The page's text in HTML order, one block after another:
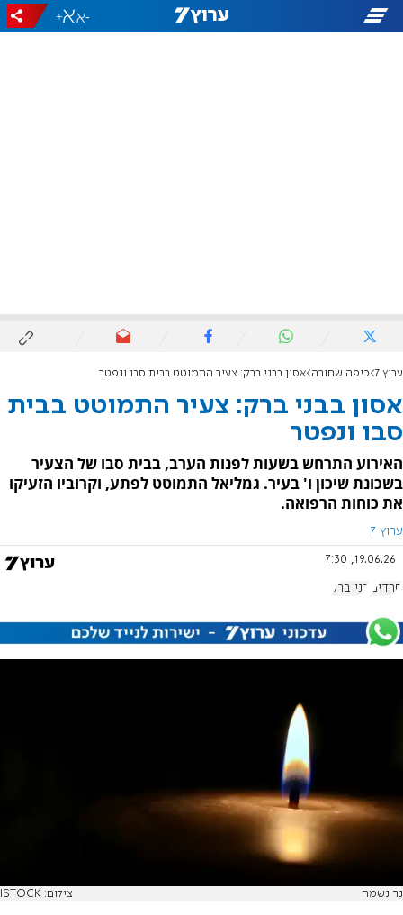
-
+
ערוץ 7 כיפה שחורה אסון בבני ברק: צעיר התמוטט בבית סבו ונפטר
אסון בבני ברק: צעיר התמוטט בבית
סבו ונפטר
האירוע התרחש בשעות לפנות הערב, בבית סבו של הצעיר
בשכונת שיכון ו' בעיר. גמליאל התמוטט לפתע, וקרוביו הזעיקו
את כוחות הרפואה.
ערוץ 7
19.06.26, 7:30
חרדים בני ברק
נר נשמה צילום: ISTOCK